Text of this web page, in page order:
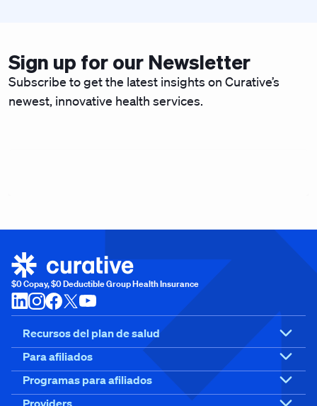
Sign up for our Newsletter
Subscribe to get the latest insights on Curative’s
newest, innovative health services.
$0 Copay, $0 Deductible Group Health Insurance
Recursos del plan de salud
Para afiliados
Programas para afiliados